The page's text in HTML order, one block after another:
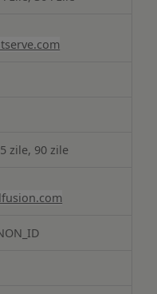
zile, 90 zile